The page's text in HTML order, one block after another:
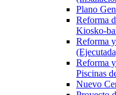
Plano
Reforma
Kiosko-
Reforma
Reforma
Piscinas
Nuevo